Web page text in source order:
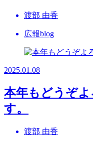
渡部 由香
広報blog
2025.01.08
本年もどうぞ
す。
渡部 由香